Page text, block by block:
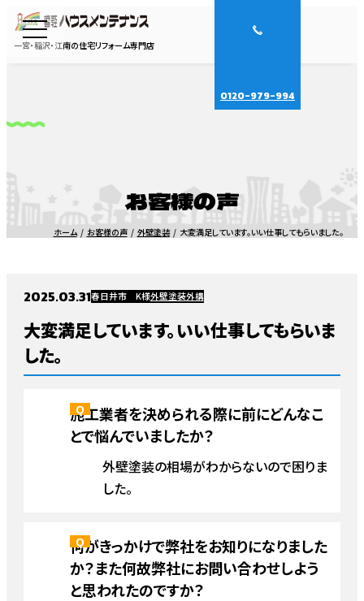
一宮・稲沢・江南の住宅リフォーム専門店
0120-979-994
お客様の声
ホーム お客様の声 外壁塗装 大変満足しています。いい仕事してもらいました。
2025.03.31春日井市 K様外壁塗装外構
大変満足しています。いい仕事してもらいま
した。
施工業者を決められる際に前にどんなこ
とで悩んでいましたか？
外壁塗装の相場がわからないので困りま
した。
何がきっかけで弊社をお知りになりました
か？また何故弊社にお問い合わせしよう
と思われたのですか？